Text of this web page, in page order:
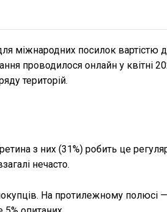
міжнародних посилок вартістю
проводилося онлайн у квітні
територій.
з них (31%) робить це
нечасто.
На протилежному полюсі